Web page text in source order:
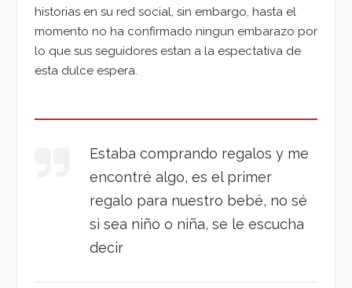
historias en su red social, sin embargo, hasta el
momento no ha confirmado ningun embarazo por
lo que sus seguidores estan a la espectativa de
esta dulce espera.
Estaba comprando regalos y me
encontré algo, es el primer
regalo para nuestro bebé, no sé
si sea niño o niña, se le escucha
decir